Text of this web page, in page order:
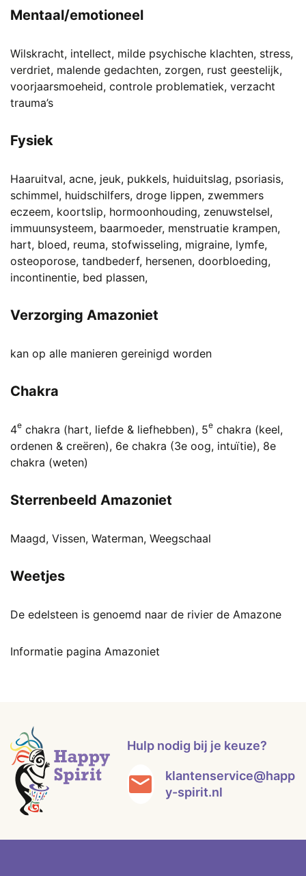
Mentaal/emotioneel
Wilskracht, intellect, milde psychische klachten, stress,
verdriet, malende gedachten, zorgen, rust geestelijk,
voorjaarsmoeheid, controle problematiek, verzacht
trauma’s
Fysiek
Haaruitval, acne, jeuk, pukkels, huiduitslag, psoriasis,
schimmel, huidschilfers, droge lippen, zwemmers
eczeem, koortslip, hormoonhouding, zenuwstelsel,
immuunsysteem, baarmoeder, menstruatie krampen,
hart, bloed, reuma, stofwisseling, migraine, lymfe,
osteoporose, tandbederf, hersenen, doorbloeding,
incontinentie, bed plassen,
Verzorging Amazoniet
kan op alle manieren gereinigd worden
Chakra
4e chakra (hart, liefde & liefhebben), 5e chakra (keel,
ordenen & creëren), 6e chakra (3e oog, intuïtie), 8e
chakra (weten)
Sterrenbeeld Amazoniet
Maagd, Vissen, Waterman, Weegschaal
Weetjes
De edelsteen is genoemd naar de rivier de Amazone
Informatie pagina Amazoniet
Hulp nodig bij je keuze?
klantenservice@happ
y-spirit.nl